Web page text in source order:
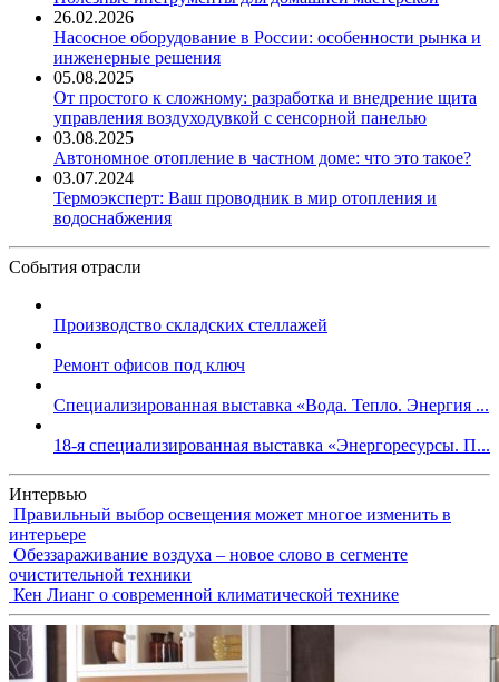
26.02.2026
Насосное оборудование в России: особенности рынка и
инженерные решения
05.08.2025
От простого к сложному: разработка и внедрение щита
управления воздуходувкой с сенсорной панелью
03.08.2025
Автономное отопление в частном доме: что это такое?
03.07.2024
Термоэксперт: Ваш проводник в мир отопления и
водоснабжения
События отрасли
Производство складских стеллажей
Ремонт офисов под ключ
Специализированная выставка «Вода. Тепло. Энергия ...
18-я специализированная выставка «Энергоресурсы. П...
Интервью
Правильный выбор освещения может многое изменить в
интерьере
Обеззараживание воздуха – новое слово в сегменте
очистительной техники
Кен Лианг о современной климатической технике